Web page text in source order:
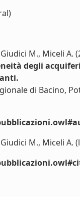
M., Miceli A.
degli
di Bacino,
M., Miceli A.